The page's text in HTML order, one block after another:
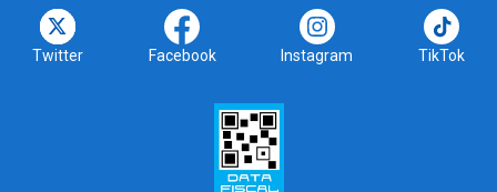
Twitter Facebook Instagram TikTok